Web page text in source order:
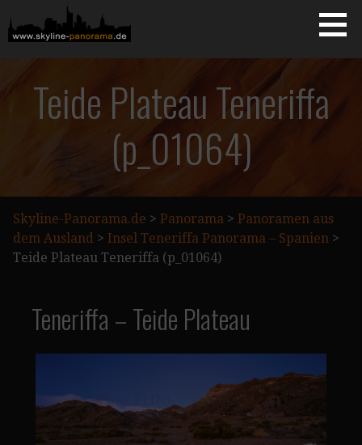
Inhalt
springen
SKYLINE-PANORAMA.DE
Teide Plateau Teneriffa
(p_01064)
Skyline-Panorama.de > Panorama > Panoramen aus
dem Ausland > Insel Teneriffa Panorama – Spanien >
Teide Plateau Teneriffa (p_01064)
Teneriffa – Teide Plateau